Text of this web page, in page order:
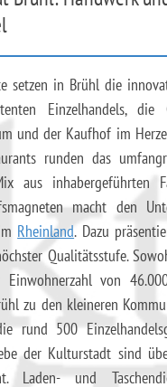
setzen in Brühl die
Einzelhandels, die
und der Kaufhof im
runden das
aus inhabergeführten
macht den
Rheinland. Dazu
Qualitätsstufe.
von
zu den kleineren
rund 500
der Kulturstadt sind
Laden- und